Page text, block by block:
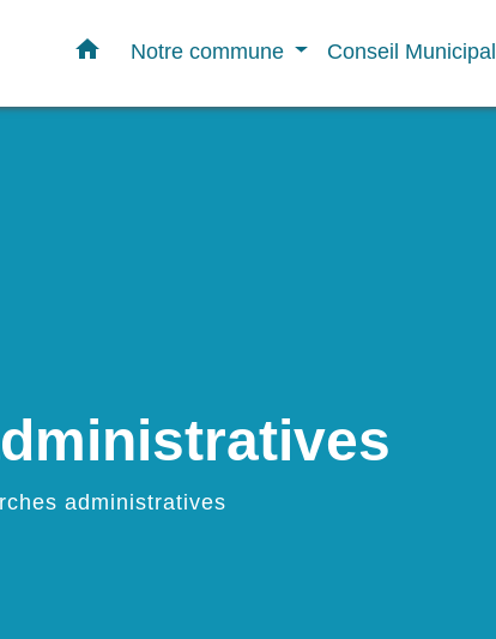
home Notre commune Conseil Municipal
administratives